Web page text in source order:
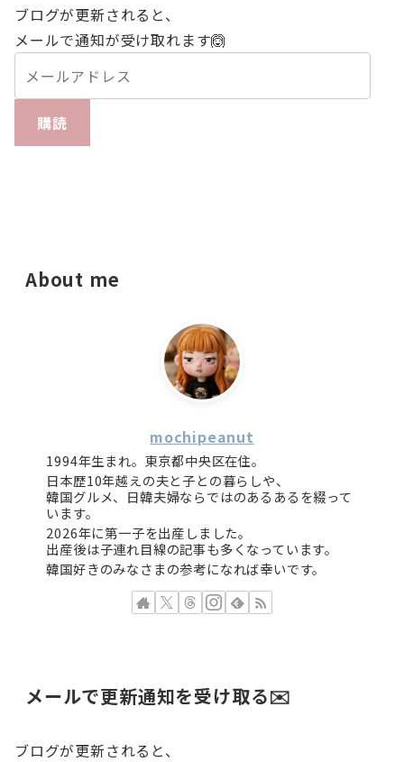
ブログが更新されると、
メールで通知が受け取れます🙆
購読
About me
mochipeanut
1994年生まれ。東京都中央区在住。
日本歴10年越えの夫と子との暮らしや、
韓国グルメ、日韓夫婦ならではのあるあるを綴って
います。
2026年に第一子を出産しました。
出産後は子連れ目線の記事も多くなっています。
韓国好きのみなさまの参考になれば幸いです。
メールで更新通知を受け取る✉️
ブログが更新されると、